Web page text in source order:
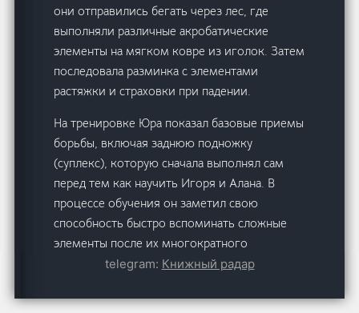
они отправились бегать через лес, где
выполняли различные акробатические
элементы на мягком ковре из иголок. Затем
последовала разминка с элементами
растяжки и страховки при падении.
На тренировке Юра показал базовые приемы
борьбы, включая заднюю подножку
(суплекс), которую сначала выполнял сам
перед тем как научить Игоря и Алана. В
процессе обучения он заметил свою
способность быстро вспоминать сложные
элементы после их многократного
повторения в уме благодаря изучению
telegram: Книжный радар